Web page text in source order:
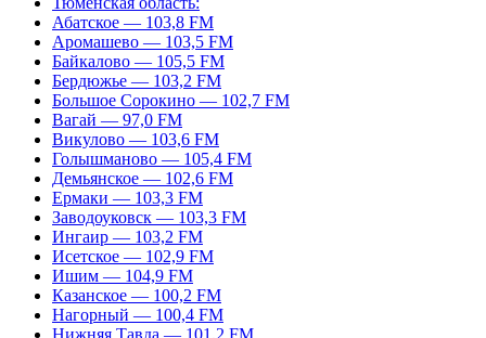
Абатское — 103,8 FM
Аромашево — 103,5 FM
Байкалово — 105,5 FM
Бердюжье — 103,2 FM
Большое Сорокино — 102,7 FM
Вагай — 97,0 FM
Викулово — 103,6 FM
Голышманово — 105,4 FM
Демьянское — 102,6 FM
Ермаки — 103,3 FM
Заводоуковск — 103,3 FM
Ингаир — 103,2 FM
Исетское — 102,9 FM
Ишим — 104,9 FM
Казанское — 100,2 FM
Нагорный — 100,4 FM
Нижняя Тавда — 101,2 FM